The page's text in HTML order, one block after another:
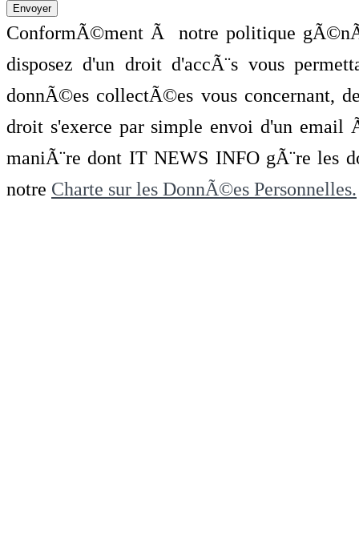
ConformÃ©ment Ã notre politique
disposez d'un droit d'accÃ¨s vous
donnÃ©es collectÃ©es vous concernant,
droit s'exerce par simple envoi d'un
maniÃ¨re dont IT NEWS INFO gÃ¨re les
notre Charte sur les DonnÃ©es Personnelles.